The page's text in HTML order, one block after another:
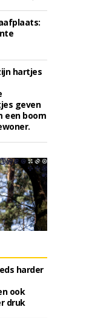
hartjes
geven
een boom
harder
ook
druk